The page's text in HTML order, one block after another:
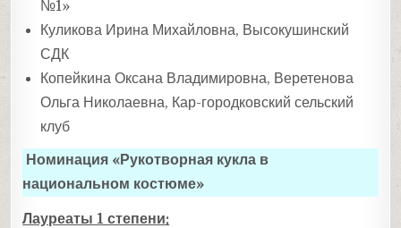
№1»
Куликова Ирина Михайловна, Высокушинский
СДК
Копейкина Оксана Владимировна, Веретенова
Ольга Николаевна, Кар-городковский сельский
клуб
Номинация «Рукотворная кукла в
национальном костюме»
Лауреаты 1 степени: